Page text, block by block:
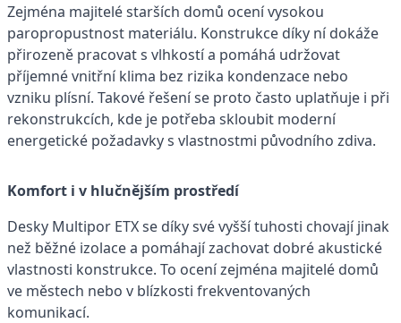
Zejména majitelé starších domů ocení vysokou
paropropustnost materiálu. Konstrukce díky ní dokáže
přirozeně pracovat s vlhkostí a pomáhá udržovat
příjemné vnitřní klima bez rizika kondenzace nebo
vzniku plísní. Takové řešení se proto často uplatňuje i při
rekonstrukcích, kde je potřeba skloubit moderní
energetické požadavky s vlastnostmi původního zdiva.
Komfort i v hlučnějším prostředí
Desky Multipor ETX se díky své vyšší tuhosti chovají jinak
než běžné izolace a pomáhají zachovat dobré akustické
vlastnosti konstrukce. To ocení zejména majitelé domů
ve městech nebo v blízkosti frekventovaných
komunikací.